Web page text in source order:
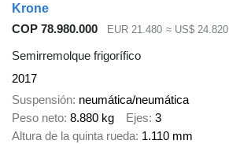
Krone
COP 78.980.000
EUR 21.480 ≈ US$ 24.820
Semirremolque frigorífico
2017
Suspensión neumática/neumática
Peso neto 8.880 kg Ejes 3
Altura de la quinta rueda 1.110 mm